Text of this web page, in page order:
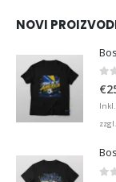
NOVI
0
€
zzgl.